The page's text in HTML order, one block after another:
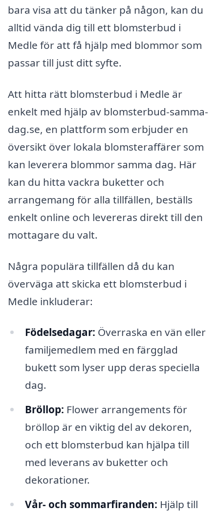
bara visa att du tänker på någon, kan du
alltid vända dig till ett blomsterbud i
Medle för att få hjälp med blommor som
passar till just ditt syfte.
Att hitta rätt blomsterbud i Medle är
enkelt med hjälp av blomsterbud-samma-
dag.se, en plattform som erbjuder en
översikt över lokala blomsteraffärer som
kan leverera blommor samma dag. Här
kan du hitta vackra buketter och
arrangemang för alla tillfällen, beställs
enkelt online och levereras direkt till den
mottagare du valt.
Några populära tillfällen då du kan
överväga att skicka ett blomsterbud i
Medle inkluderar:
Födelsedagar: Överraska en vän eller
familjemedlem med en färgglad
bukett som lyser upp deras speciella
dag.
Bröllop: Flower arrangements för
bröllop är en viktig del av dekoren,
och ett blomsterbud kan hjälpa till
med leverans av buketter och
dekorationer.
Vår- och sommarfiranden: Hjälp till